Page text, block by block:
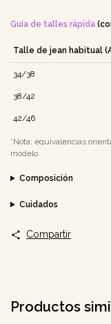
Guía de talles rápida
Talle de jean habitual
34/38
38/42
42/46
*Nota: equivalencias
modelo.
Composición
Cuidados
Compartir
Productos